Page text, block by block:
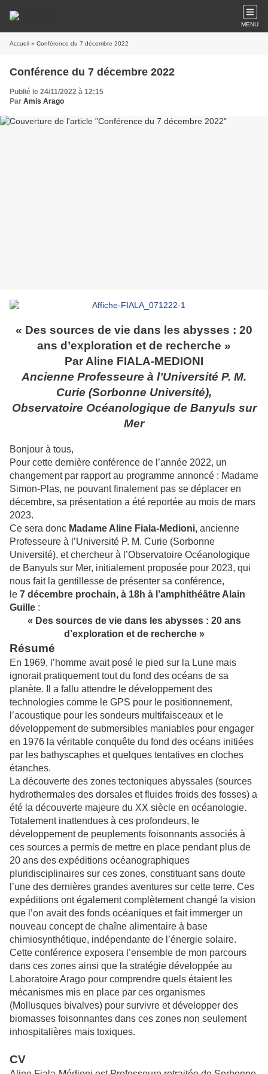
MENU
Accueil » Conférence du 7 décembre 2022
Conférence du 7 décembre 2022
Publié le 24/11/2022 à 12:15
Par Amis Arago
« Des sources de vie dans les abysses : 20
ans d’exploration et de recherche »
Par Aline FIALA-MEDIONI
Ancienne Professeure à l’Université P. M.
Curie (Sorbonne Université),
Observatoire Océanologique de Banyuls sur
Mer
Bonjour à tous,
Pour cette dernière conférence de l’année 2022, un
changement par rapport au programme annoncé : Madame
Simon-Plas, ne pouvant finalement pas se déplacer en
décembre, sa présentation a été reportée au mois de mars
2023.
Ce sera donc Madame Aline Fiala-Medioni, ancienne
Professeure à l’Université P. M. Curie (Sorbonne
Université), et chercheur à l’Observatoire Océanologique
de Banyuls sur Mer, initialement proposée pour 2023, qui
nous fait la gentillesse de présenter sa conférence,
le 7 décembre prochain, à 18h à l’amphithéâtre Alain
Guille :
« Des sources de vie dans les abysses : 20 ans
d’exploration et de recherche »
Résumé
En 1969, l’homme avait posé le pied sur la Lune mais
ignorait pratiquement tout du fond des océans de sa
planète. Il a fallu attendre le développement des
technologies comme le GPS pour le positionnement,
l’acoustique pour les sondeurs multifaisceaux et le
développement de submersibles maniables pour engager
en 1976 la véritable conquête du fond des océans initiées
par les bathyscaphes et quelques tentatives en cloches
étanches.
La découverte des zones tectoniques abyssales (sources
hydrothermales des dorsales et fluides froids des fosses) a
été la découverte majeure du XX siècle en océanologie.
Totalement inattendues à ces profondeurs, le
développement de peuplements foisonnants associés à
ces sources a permis de mettre en place pendant plus de
20 ans des expéditions océanographiques
pluridisciplinaires sur ces zones, constituant sans doute
l’une des dernières grandes aventures sur cette terre. Ces
expéditions ont également complètement changé la vision
que l’on avait des fonds océaniques et fait immerger un
nouveau concept de chaîne alimentaire à base
chimiosynthétique, indépendante de l’énergie solaire.
Cette conférence exposera l’ensemble de mon parcours
dans ces zones ainsi que la stratégie développée au
Laboratoire Arago pour comprendre quels étaient les
mécanismes mis en place par ces organismes
(Mollusques bivalves) pour survivre et développer des
biomasses foisonnantes dans ces zones non seulement
inhospitalières mais toxiques.
CV